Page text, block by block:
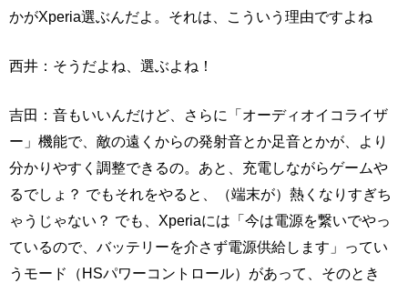
かがXperia選ぶんだよ。それは、こういう理由ですよね
西井：そうだよね、選ぶよね！
吉田：音もいいんだけど、さらに「オーディオイコライザ
ー」機能で、敵の遠くからの発射音とか足音とかが、より
分かりやすく調整できるの。あと、充電しながらゲームや
るでしょ？ でもそれをやると、（端末が）熱くなりすぎち
ゃうじゃない？ でも、Xperiaには「今は電源を繋いでやっ
ているので、バッテリーを介さず電源供給します」ってい
うモード（HSパワーコントロール）があって、そのとき